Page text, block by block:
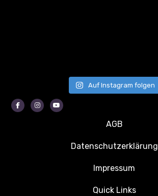
Auf Instagram folgen
FacebookInstagram
AGB
Datenschutzerklärung
Impressum
Quick Links